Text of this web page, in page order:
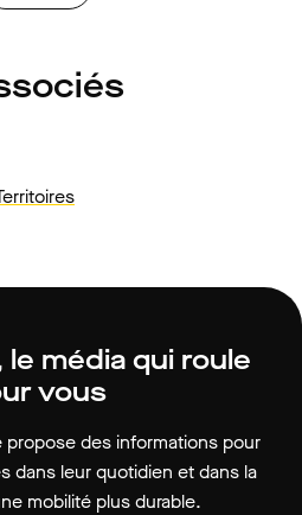
le média qui roule
vous
propose des informations pour
dans leur quotidien et dans la
mobilité plus durable.